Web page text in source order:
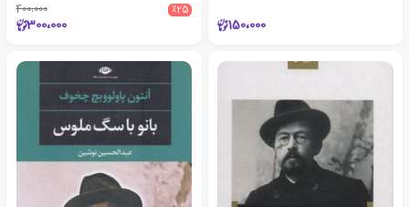
150،000
٪25 400،000
300،000